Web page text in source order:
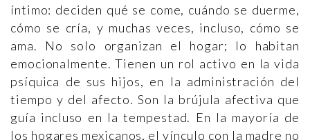
íntimo: deciden qué se come, cuándo se duerme,
cómo se cría, y muchas veces, incluso, cómo se
ama. No solo organizan el hogar; lo habitan
emocionalmente. Tienen un rol activo en la vida
psíquica de sus hijos, en la administración del
tiempo y del afecto. Son la brújula afectiva que
guía incluso en la tempestad. En la mayoría de
los hogares mexicanos, el vínculo con la madre no